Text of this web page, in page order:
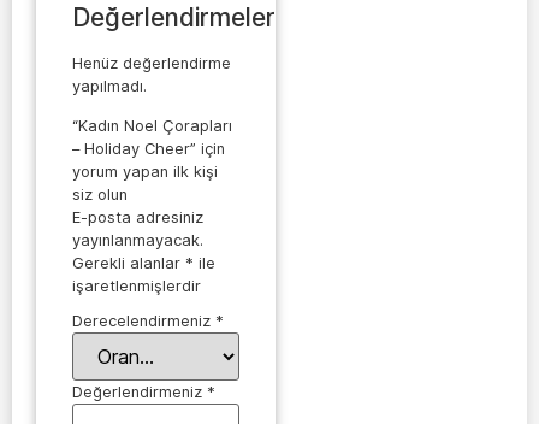
Değerlendirmeler
Henüz değerlendirme
yapılmadı.
“Kadın Noel Çorapları
– Holiday Cheer” için
yorum yapan ilk kişi
siz olun
E-posta adresiniz
yayınlanmayacak.
Gerekli alanlar * ile
işaretlenmişlerdir
Derecelendirmeniz *
Değerlendirmeniz *